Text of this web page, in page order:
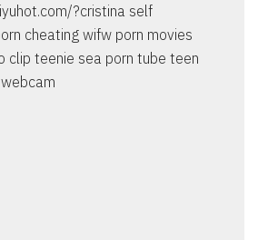
?cristina self
cheating wifw porn movies
clip teenie sea porn tube teen